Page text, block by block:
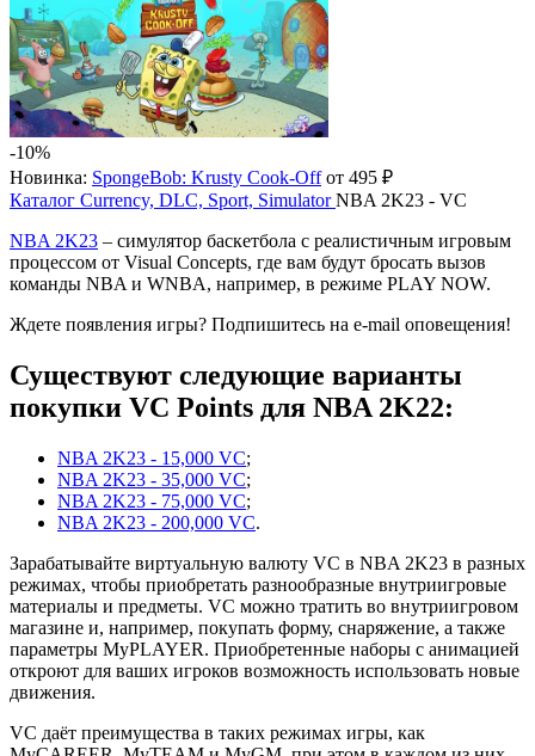
-10%
Новинка: SpongeBob: Krusty Cook-Offот 495 ₽
Каталог Currency, DLC, Sport, Simulator NBA 2K23 - VC
NBA 2K23 – симулятор баскетбола с реалистичным игровым
процессом от Visual Concepts, где вам будут бросать вызов
команды NBA и WNBA, например, в режиме PLAY NOW.
Ждете появления игры? Подпишитесь на e-mail оповещения!
Существуют следующие варианты
покупки VC Points для NBA 2K22:
NBA 2K23 - 15,000 VC;
NBA 2K23 - 35,000 VC;
NBA 2K23 - 75,000 VC;
NBA 2K23 - 200,000 VC.
Зарабатывайте виртуальную валюту VC в NBA 2K23 в разных
режимах, чтобы приобретать разнообразные внутриигровые
материалы и предметы. VC можно тратить во внутриигровом
магазине и, например, покупать форму, снаряжение, а также
параметры MyPLAYER. Приобретенные наборы с анимацией
откроют для ваших игроков возможность использовать новые
движения.
VC даёт преимущества в таких режимах игры, как